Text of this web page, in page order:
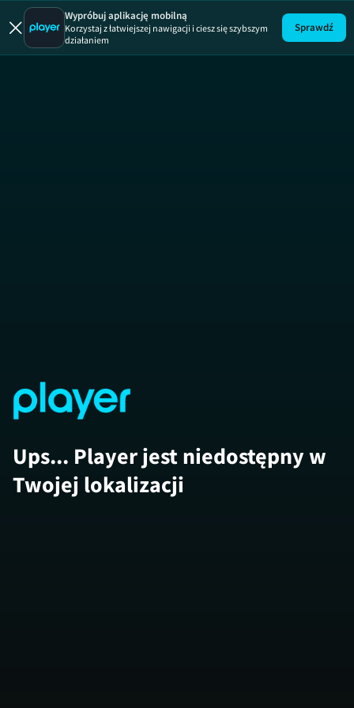
Wypróbuj aplikację mobilną
Korzystaj z łatwiejszej nawigacji i ciesz się szybszym
działaniem
Sprawdź
Ups... Player jest niedostępny w
Twojej lokalizacji